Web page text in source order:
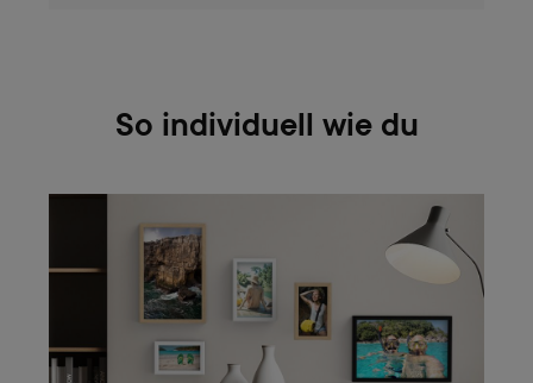
So individuell wie du